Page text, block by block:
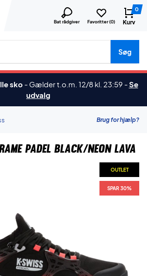
Bat rådgiver Favoritter (0)
0
Kurv
mærker etc.
Søg
sko - Gælder t.o.m. 12/8 kl. 23:59 -Se
udvalg
Brug for hjælp?
Padel Black/Neon Lava
OUTLET
SPAR 30%
OUTLET
SPAR 30%
OUTLET
SPAR 30%
OUTLET
SPAR 30%
OUTLET
SPAR 30%
OUTLET
SPAR 30%